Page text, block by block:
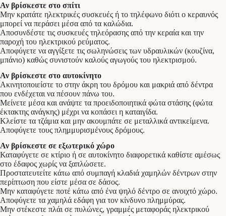
Αν βρίσκεστε στο σπίτι
Μην κρατάτε ηλεκτρικές συσκευές ή το τηλέφωνο διότι ο κεραυνός
μπορεί να περάσει μέσα από τα καλώδια.
Αποσυνδέστε τις συσκευές τηλεόρασης από την κεραία και την
παροχή του ηλεκτρικού ρεύματος.
Αποφύγετε να αγγίξετε τις σωληνώσεις των υδραυλικών (κουζίνα,
μπάνιο) καθώς συνιστούν καλούς αγωγούς του ηλεκτρισμού.
Αν βρίσκεστε στο αυτοκίνητο
Ακινητοποιείστε το στην άκρη του δρόμου και μακριά από δέντρα
που ενδέχεται να πέσουν πάνω του.
Μείνετε μέσα και ανάψτε τα προειδοποιητικά φώτα στάσης (φώτα
έκτακτης ανάγκης) μέχρι να κοπάσει η καταιγίδα.
Κλείστε τα τζάμια και μην ακουμπάτε σε μεταλλικά αντικείμενα.
Αποφύγετε τους πλημμυρισμένους δρόμους.
Αν βρίσκεστε σε εξωτερικό χώρο
Καταφύγετε σε κτίριο ή σε αυτοκίνητο διαφορετικά καθίστε αμέσως
στο έδαφος χωρίς να ξαπλώσετε.
Προστατευτείτε κάτω από συμπαγή κλαδιά χαμηλών δέντρων στην
περίπτωση που είστε μέσα σε δάσος.
Μην καταφύγετε ποτέ κάτω από ένα ψηλό δέντρο σε ανοιχτό χώρο.
Αποφύγετε τα χαμηλά εδάφη για τον κίνδυνο πλημμύρας.
Μην στέκεστε πλάι σε πυλώνες, γραμμές μεταφοράς ηλεκτρικού